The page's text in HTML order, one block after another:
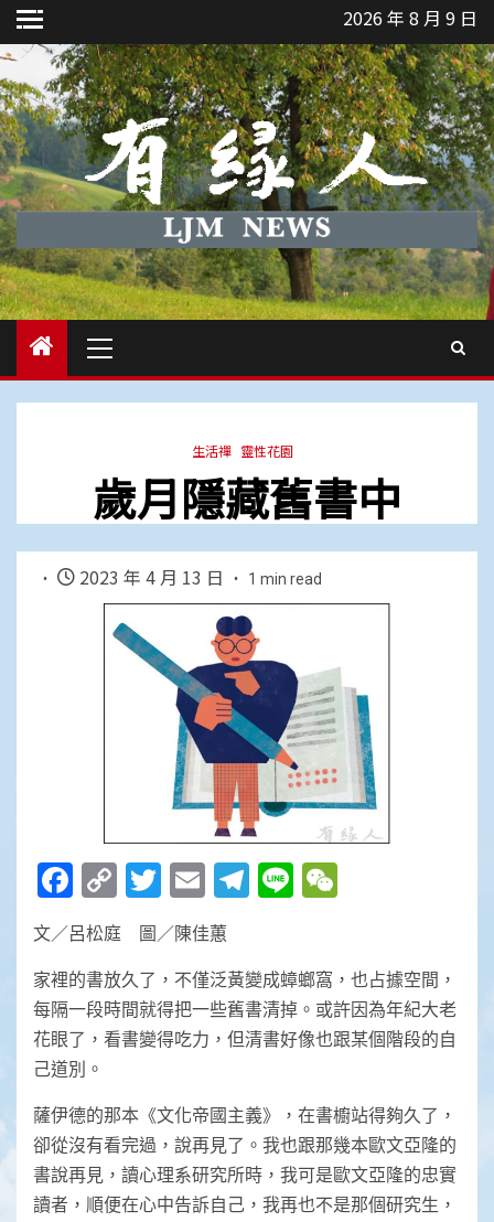
Skip
to
content
2026 年 8 月 9 日
Menu
生活禪 靈性花園
歲月隱藏舊書中
2023 年 4 月 13 日 1 min read
Facebook
Copy
Link
Twitter
EmailTelegram
Line
文／呂松庭 圖／陳佳蕙
家裡的書放久了，不僅泛黃變成蟑螂窩，也占據空間，
每隔一段時間就得把一些舊書清掉。或許因為年紀大老
花眼了，看書變得吃力，但清書好像也跟某個階段的自
己道別。
薩伊德的那本《文化帝國主義》，在書櫥站得夠久了，
卻從沒有看完過，說再見了。我也跟那幾本歐文亞隆的
書說再見，讀心理系研究所時，我可是歐文亞隆的忠實
讀者，順便在心中告訴自己，我再也不是那個研究生，